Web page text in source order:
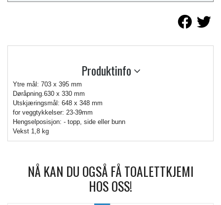
Produktinfo
Ytre mål: 703 x 395 mm
Døråpning.630 x 330 mm
Utskjæringsmål: 648 x 348 mm
for veggtykkelser: 23-39mm
Hengselposisjon: - topp, side eller bunn
Vekst 1,8 kg
NÅ KAN DU OGSÅ FÅ TOALETTKJEMI
HOS OSS!